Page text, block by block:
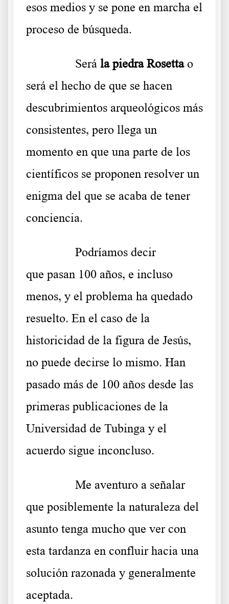
esos medios y se pone en marcha el
proceso de búsqueda.
Será la piedra Rosettao
será el hecho de que se hacen
descubrimientos arqueológicos más
consistentes, pero llega un
momento en que una parte de los
científicos se proponen resolver un
enigma del que se acaba de tener
conciencia.
Podríamos decir
que pasan 100 años, e incluso
menos, y el problema ha quedado
resuelto. En el caso de la
historicidad de la figura de Jesús,
no puede decirse lo mismo. Han
pasado más de 100 años desde las
primeras publicaciones de la
Universidad de Tubinga y el
acuerdo sigue inconcluso.
Me aventuro a señalar
que posiblemente la naturaleza del
asunto tenga mucho que ver con
esta tardanza en confluir hacia una
solución razonada y generalmente
aceptada.